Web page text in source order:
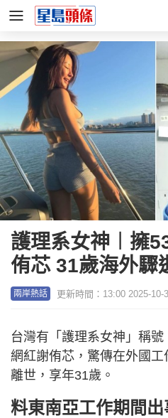
護理系女神︱擁
侑芯 31歲海外驟
兩岸熱話 更新時間：13:00 2025-10-
台灣有「護理系女神」稱
網紅謝侑芯，驚傳在外國
離世，享年31歲。
料東南亞工作期間出